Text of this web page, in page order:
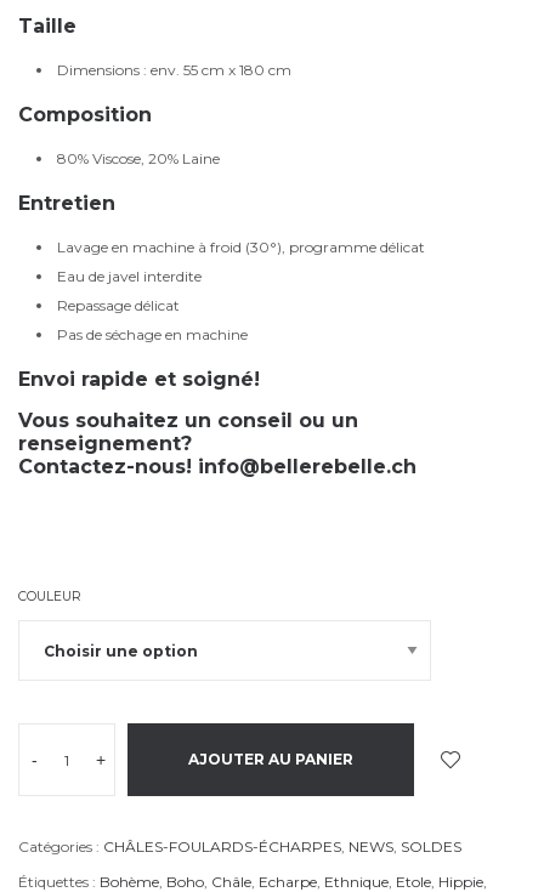
Taille
Dimensions : env. 55 cm x 180 cm
Composition
80% Viscose, 20% Laine
Entretien
Lavage en machine à froid (30°), programme délicat
Eau de javel interdite
Repassage délicat
Pas de séchage en machine
Envoi rapide et soigné!
Vous souhaitez un conseil ou un
renseignement?
Contactez-nous! info@bellerebelle.ch
COULEUR
- + AJOUTER AU PANIER
Catégories : CHÂLES-FOULARDS-ÉCHARPES, NEWS, SOLDES
Étiquettes : Bohème, Boho, Châle, Echarpe, Ethnique, Etole, Hippie,